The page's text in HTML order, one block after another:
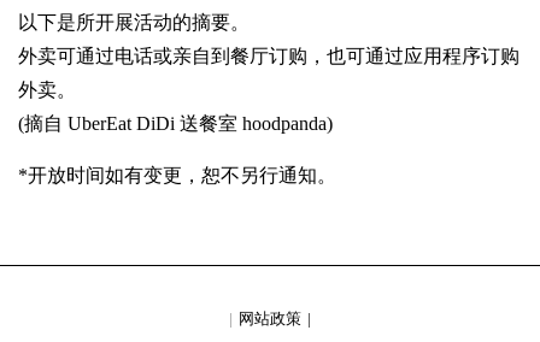
以下是所开展活动的摘要。
外卖可通过电话或亲自到餐厅订购，也可通过应用程序订购
外卖。
(摘自 UberEat DiDi 送餐室 hoodpanda)
*开放时间如有变更，恕不另行通知。
网站政策